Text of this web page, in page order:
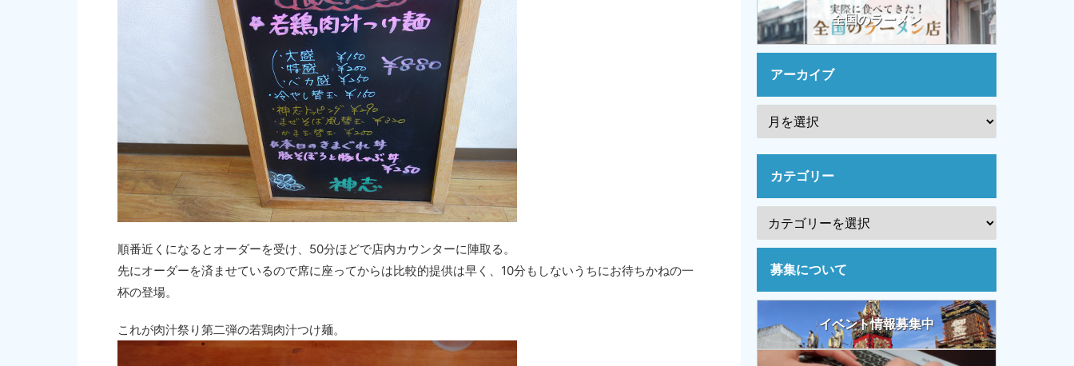
順番近くになるとオーダーを受け、50分ほどで店内カウンターに陣取る。
先にオーダーを済ませているので席に座ってからは比較的提供は早く、10分もしないうちにお待ちかねの一
杯の登場。
これが肉汁祭り第二弾の若鶏肉汁つけ麺。
全国のラーメン
アーカイブ
カテゴリー
募集について
イベント情報募集中